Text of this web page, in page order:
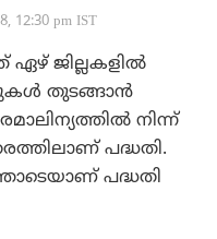
12:30 pm IST
ജില്ലകളില്‍
തുടങ്ങാന്‍
നിന്ന്
പദ്ധതി.
പദ്ധതി